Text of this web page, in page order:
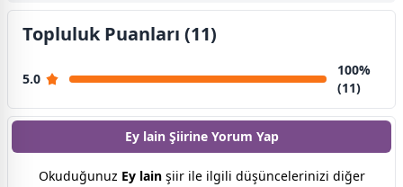
Topluluk Puanları (11)
5.0
100%
(11)
Ey lain Şiirine Yorum Yap
Okuduğunuz Ey lainşiir ile ilgili düşüncelerinizi diğer